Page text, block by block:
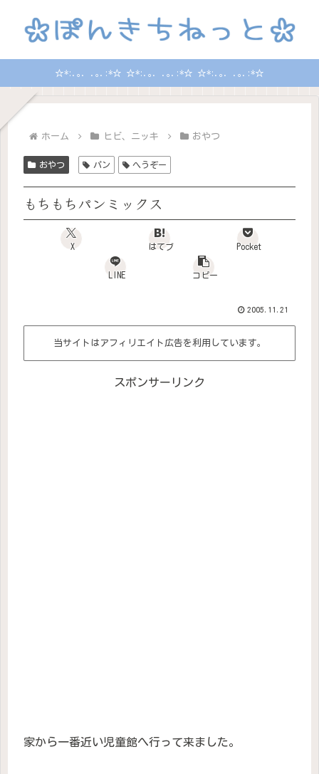
☆*:.｡. .｡.:*☆ ☆*:.｡. .｡.:*☆ ☆*:.｡. .｡.:*☆
ホーム ヒビ、ニッキ おやつ
おやつ パン へうぞー
もちもちパンミックス
X はてブ Pocket
LINE コピー
2005.11.21
当サイトはアフィリエイト広告を利用しています。
スポンサーリンク
家から一番近い児童館へ行って来ました。